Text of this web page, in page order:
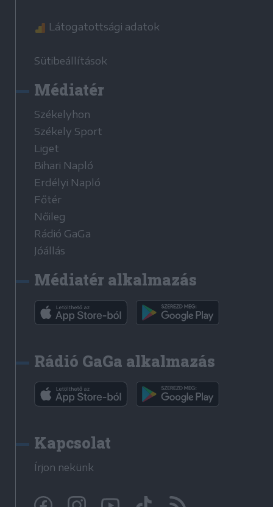
Látogatottsági adatok
Sütibeállítások
Médiatér
Székelyhon
Székely Sport
Liget
Bihari Napló
Erdélyi Napló
Főtér
Nőileg
Rádió GaGa
Jóállás
Médiatér alkalmazás
Rádió GaGa alkalmazás
Kapcsolat
Írjon nekünk